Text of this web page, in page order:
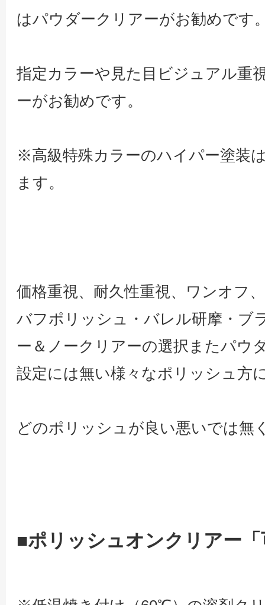
はパウダークリアーがお勧めです
指定カラーや見た目ビジュアル重
ーがお勧めです。
※高級特殊カラーのハイパー塗装
ます。
価格重視、耐久性重視、ワンオフ
バフポリッシュ・バレル研摩・ブ
ー＆ノークリアーの選択またパウ
設定には無い様々なポリッシュ方
どのポリッシュが良い悪いでは無
■ポリッシュオンクリアー